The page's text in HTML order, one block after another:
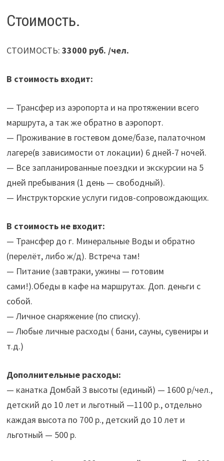
Стоимость.
СТОИМОСТЬ: 33000 руб. /чел.
В стоимость входит:
— Трансфер из аэропорта и на протяжении всего
маршрута, а так же обратно в аэропорт.
— Проживание в гостевом доме/базе, палаточном
лагере(в зависимости от локации) 6 дней-7 ночей.
— Все запланированные поездки и экскурсии на 5
дней пребывания (1 день — свободный).
— Инструкторские услуги гидов-сопровождающих.
В стоимость не входит:
— Трансфер до г. Минеральные Воды и обратно
(перелёт, либо ж/д). Встреча там!
— Питание (завтраки, ужины — готовим
сами!).Обеды в кафе на маршрутах. Доп. деньги с
собой.
— Личное снаряжение (по списку).
— Любые личные расходы ( бани, сауны, сувениры и
т.д.)
Дополнительные расходы:
— канатка Домбай 3 высоты (единый) — 1600 р/чел.,
детский до 10 лет и льготный —1100 р., отдельно
каждая высота по 700 р., детский до 10 лет и
льготный — 500 р.